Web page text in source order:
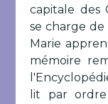
capitale des
se charge
Marie
mémoire
lit par